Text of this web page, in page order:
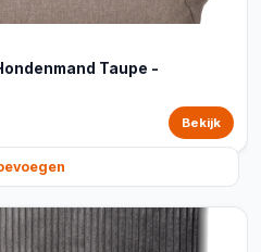
Taupe -
Bekijk